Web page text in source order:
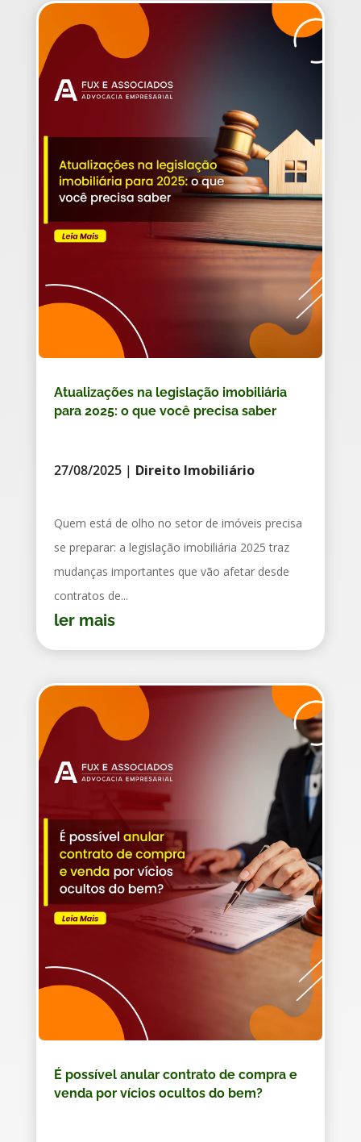
Atualizações na legislação imobiliária
para 2025: o que você precisa saber
27/08/2025| Direito Imobiliário
Quem está de olho no setor de imóveis precisa
se preparar: a legislação imobiliária 2025 traz
mudanças importantes que vão afetar desde
contratos de...
ler mais
É possível anular contrato de compra e
venda por vícios ocultos do bem?